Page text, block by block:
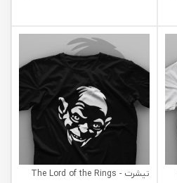
تیشرت The Lord of the Rings -